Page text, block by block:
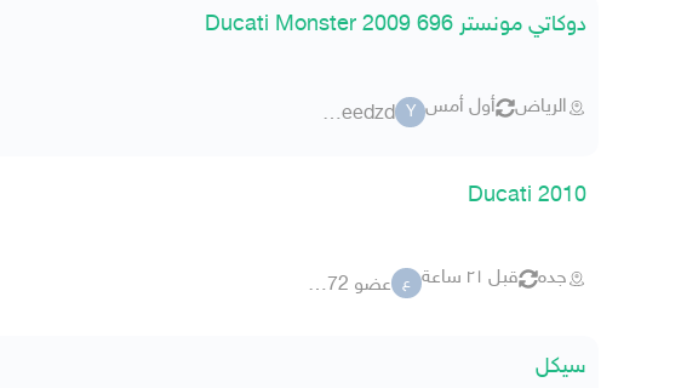
دوكاتي مونستر 696 2009 Ducati Monster
الرياض أول أمس Y
yazeedzd
Ducati 2010
جده قبل ٢١ ساعة ع عضو 295972
سيكل